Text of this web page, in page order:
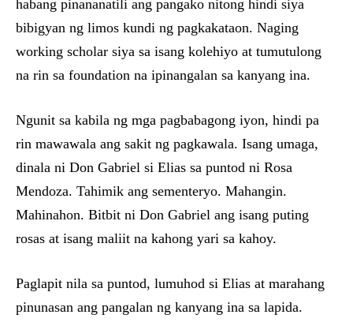
habang pinananatili ang pangako nitong hindi siya
bibigyan ng limos kundi ng pagkakataon. Naging
working scholar siya sa isang kolehiyo at tumutulong
na rin sa foundation na ipinangalan sa kanyang ina.
Ngunit sa kabila ng mga pagbabagong iyon, hindi pa
rin mawawala ang sakit ng pagkawala. Isang umaga,
dinala ni Don Gabriel si Elias sa puntod ni Rosa
Mendoza. Tahimik ang sementeryo. Mahangin.
Mahinahon. Bitbit ni Don Gabriel ang isang puting
rosas at isang maliit na kahong yari sa kahoy.
Paglapit nila sa puntod, lumuhod si Elias at marahang
pinunasan ang pangalan ng kanyang ina sa lapida.